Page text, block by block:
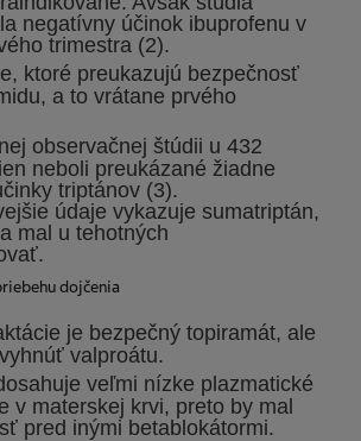
negatívny účinok ibuprofenu v
trimestra (2).
ktoré preukazujú bezpečnosť
a to vrátane prvého
observačnej štúdii u 432
neboli preukázané žiadne
triptánov (3).
údaje vykazuje sumatriptán,
mal u tehotných
dojčenia
je bezpečný topiramát, ale
valproátu.
veľmi nízke plazmatické
v materskej krvi, preto by mal
pred inými betablokátormi.